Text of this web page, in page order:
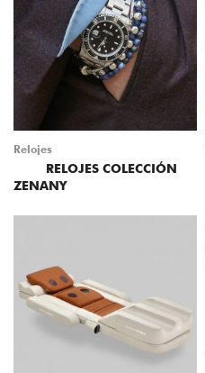
Relojes
RELOJES COLECCIÓN
ZENANY